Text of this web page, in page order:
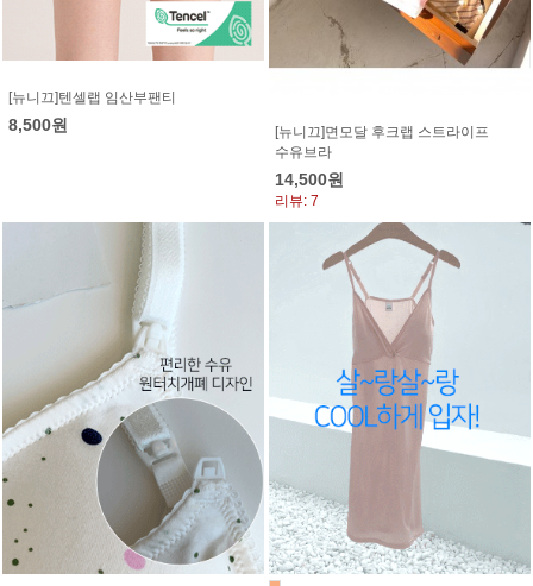
[뉴니끄]텐셀랩 임산부팬티
8,500원
[뉴니끄]면모달 후크랩 스트라이프
수유브라
14,500원
리뷰: 7